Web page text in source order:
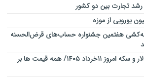
تجارت بین دو کشور
یورویی از موزه
هفتمین جشنواره حساب‌های قرض‌الحسنه
جدیدترین قیمت طلا، دلار و سکه امروز ۱۱خرداد ۱۴۰۵/ همه قیمت ها بر